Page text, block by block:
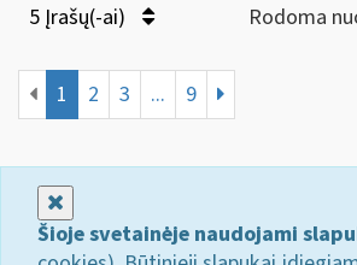
5 Įrašų(-ai) Rodoma
1 2 3 ... 9
Šioje svetainėje naudojami